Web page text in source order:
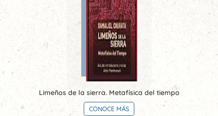
Limeños de la sierra. Metafísica del tiempo
CONOCE MÁS